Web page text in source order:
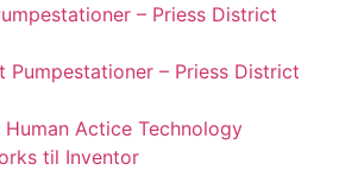
– Priess District
Pumpestationer – Priess District
Human Actice Technology
til Inventor